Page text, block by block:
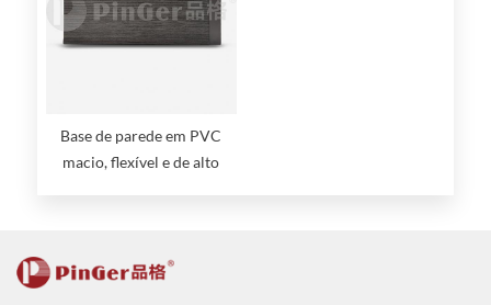
Base de parede em PVC
macio, flexível e de alto